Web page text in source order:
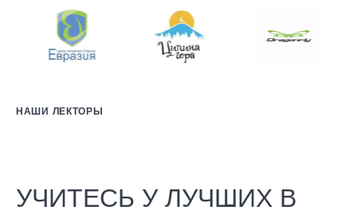
НАШИ ЛЕКТОРЫ
УЧИТЕСЬ У ЛУЧШИХ В